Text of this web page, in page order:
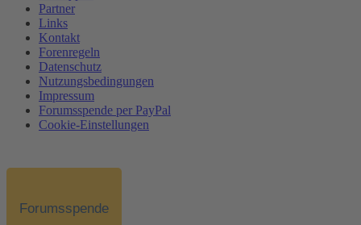
Partner
Links
Kontakt
Forenregeln
Datenschutz
Nutzungsbedingungen
Impressum
Forumsspende per PayPal
Cookie-Einstellungen
Forumsspende